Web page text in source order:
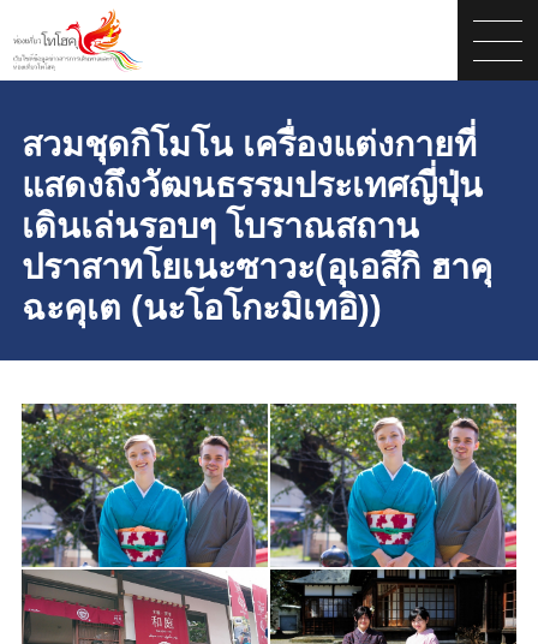
สวมชุดกิโมโน เครื่องแต่งกายที่
แสดงถึงวัฒนธรรมประเทศญี่ปุ่น
เดินเล่นรอบๆ โบราณสถาน
ปราสาทโยเนะซาวะ(อุเอสึกิ ฮาคุ
ฉะคุเต (นะโอโกะมิเทอิ))